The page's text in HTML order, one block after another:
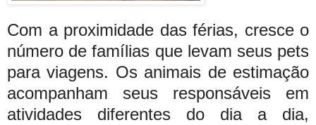
Com a proximidade das férias, cresce o
número de famílias que levam seus pets
para viagens. Os animais de estimação
acompanham seus responsáveis em
atividades diferentes do dia a dia,